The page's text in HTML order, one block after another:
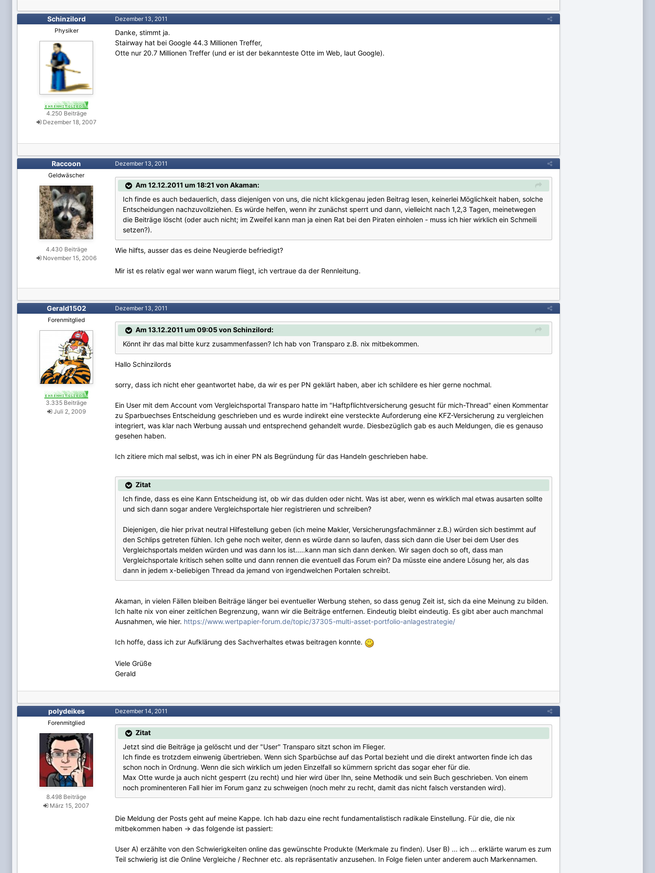
Schinzilord
Physiker
4.250 Beiträge
Dezember 18, 2007
Dezember 13, 2011
Danke, stimmt ja.
Stairway hat bei Google 44.3 Millionen Treffer,
Otte nur 20.7 Millionen Treffer (und er ist der bekannteste Otte im Web, laut Google).
Raccoon
Geldwäscher
4.430 Beiträge
November 15, 2006
Dezember 13, 2011
Am 12.12.2011 um 18:21 von Akaman:
Ich finde es auch bedauerlich, dass diejenigen von uns, die nicht klickgenau jeden Beitrag lesen, keinerlei Möglichkeit haben, solche
Entscheidungen nachzuvollziehen. Es würde helfen, wenn ihr zunächst sperrt und dann, vielleicht nach 1,2,3 Tagen, meinetwegen
die Beiträge löscht (oder auch nicht; im Zweifel kann man ja einen Rat bei den Piraten einholen - muss ich hier wirklich ein Schmeili
setzen?).
Wie hilfts, ausser das es deine Neugierde befriedigt?
Mir ist es relativ egal wer wann warum fliegt, ich vertraue da der Rennleitung.
Gerald1502
Forenmitglied
3.335 Beiträge
Juli 2, 2009
Dezember 13, 2011
Am 13.12.2011 um 09:05 von Schinzilord:
Könnt ihr das mal bitte kurz zusammenfassen? Ich hab von Transparo z.B. nix mitbekommen.
Hallo Schinzilords
sorry, dass ich nicht eher geantwortet habe, da wir es per PN geklärt haben, aber ich schildere es hier gerne nochmal.
Ein User mit dem Account vom Vergleichsportal Transparo hatte im "Haftpflichtversicherung gesucht für mich-Thread" einen Kommentar
zu Sparbuechses Entscheidung geschrieben und es wurde indirekt eine versteckte Auforderung eine KFZ-Versicherung zu vergleichen
integriert, was klar nach Werbung aussah und entsprechend gehandelt wurde. Diesbezüglich gab es auch Meldungen, die es genauso
gesehen haben.
Ich zitiere mich mal selbst, was ich in einer PN als Begründung für das Handeln geschrieben habe.
Zitat
Ich finde, dass es eine Kann Entscheidung ist, ob wir das dulden oder nicht. Was ist aber, wenn es wirklich mal etwas ausarten sollte
und sich dann sogar andere Vergleichsportale hier registrieren und schreiben?
Diejenigen, die hier privat neutral Hilfestellung geben (ich meine Makler, Versicherungsfachmänner z.B.) würden sich bestimmt auf
den Schlips getreten fühlen. Ich gehe noch weiter, denn es würde dann so laufen, dass sich dann die User bei dem User des
Vergleichsportals melden würden und was dann los ist.....kann man sich dann denken. Wir sagen doch so oft, dass man
Vergleichsportale kritisch sehen sollte und dann rennen die eventuell das Forum ein? Da müsste eine andere Lösung her, als das
dann in jedem x-beliebigen Thread da jemand von irgendwelchen Portalen schreibt.
Akaman, in vielen Fällen bleiben Beiträge länger bei eventueller Werbung stehen, so dass genug Zeit ist, sich da eine Meinung zu bilden.
Ich halte nix von einer zeitlichen Begrenzung, wann wir die Beiträge entfernen. Eindeutig bleibt eindeutig. Es gibt aber auch manchmal
Ausnahmen, wie hier. https://www.wertpapier-forum.de/topic/37305-multi-asset-portfolio-anlagestrategie/
Ich hoffe, dass ich zur Aufklärung des Sachverhaltes etwas beitragen konnte.
Viele Grüße
Gerald
polydeikes
Forenmitglied
8.498 Beiträge
März 15, 2007
Dezember 14, 2011
Zitat
Jetzt sind die Beiträge ja gelöscht und der "User" Transparo sitzt schon im Flieger.
Ich finde es trotzdem einwenig übertrieben. Wenn sich Sparbüchse auf das Portal bezieht und die direkt antworten finde ich das
schon noch in Ordnung. Wenn die sich wirklich um jeden Einzelfall so kümmern spricht das sogar eher für die.
Max Otte wurde ja auch nicht gesperrt (zu recht) und hier wird über Ihn, seine Methodik und sein Buch geschrieben. Von einem
noch prominenteren Fall hier im Forum ganz zu schweigen (noch mehr zu recht, damit das nicht falsch verstanden wird).
Die Meldung der Posts geht auf meine Kappe. Ich hab dazu eine recht fundamentalistisch radikale Einstellung. Für die, die nix
mitbekommen haben -> das folgende ist passiert:
User A) erzählte von den Schwierigkeiten online das gewünschte Produkte (Merkmale zu finden). User B) ... ich ... erklärte warum es zum
Teil schwierig ist die Online Vergleiche / Rechner etc. als repräsentativ anzusehen. In Folge fielen unter anderem auch Markennamen.